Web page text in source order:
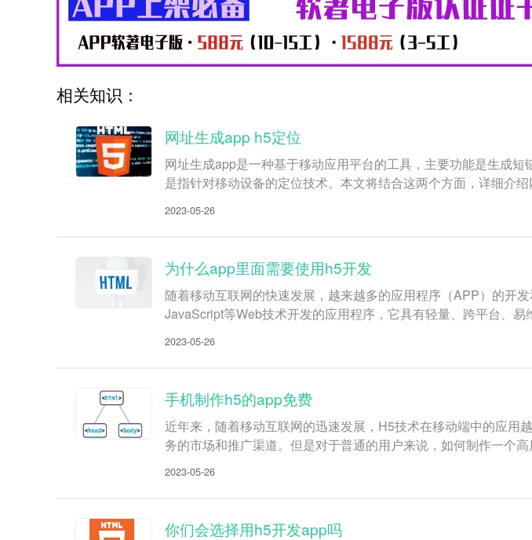
相关知识：
网址生成app h5定位
网址生成app是一种基于移动应用平台的工具，主要功能是生成
是指针对移动设备的定位技术。本文将结合这两个方面，详细介
2023-05-26
为什么app里面需要使用h5开发
随着移动互联网的快速发展，越来越多的应用程序（APP）的开
JavaScript等Web技术开发的应用程序，它具有轻量、跨平台、
2023-05-26
手机制作h5的app免费
近年来，随着移动互联网的迅速发展，H5技术在移动端中的应用
务的市场和推广渠道。但是对于普通的用户来说，如何制作一个
2023-05-26
你们会选择用h5开发app吗